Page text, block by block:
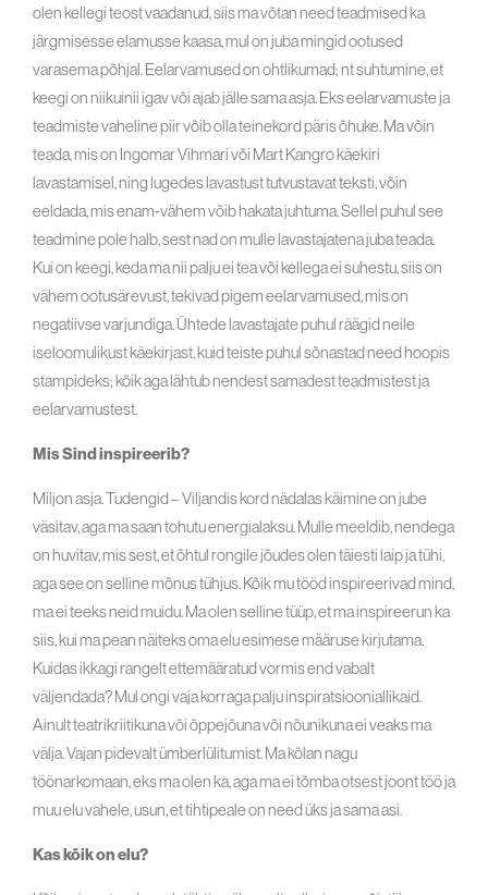
olen kellegi teost vaadanud, siis ma võtan need teadmised ka
järgmisesse elamusse kaasa, mul on juba mingid ootused
varasema põhjal. Eelarvamused on ohtlikumad; nt suhtumine, et
keegi on niikuinii igav või ajab jälle sama asja. Eks eelarvamuste ja
teadmiste vaheline piir võib olla teinekord päris õhuke. Ma võin
teada, mis on Ingomar Vihmari või Mart Kangro käekiri
lavastamisel, ning lugedes lavastust tutvustavat teksti, võin
eeldada, mis enam-vähem võib hakata juhtuma. Sellel puhul see
teadmine pole halb, sest nad on mulle lavastajatena juba teada.
Kui on keegi, keda ma nii palju ei tea või kellega ei suhestu, siis on
vähem ootusärevust, tekivad pigem eelarvamused, mis on
negatiivse varjundiga. Ühtede lavastajate puhul räägid neile
iseloomulikust käekirjast, kuid teiste puhul sõnastad need hoopis
stampideks; kõik aga lähtub nendest samadest teadmistest ja
eelarvamustest.
Mis Sind inspireerib?
Miljon asja. Tudengid – Viljandis kord nädalas käimine on jube
väsitav, aga ma saan tohutu energialaksu. Mulle meeldib, nendega
on huvitav, mis sest, et õhtul rongile jõudes olen täiesti laip ja tühi,
aga see on selline mõnus tühjus. Kõik mu tööd inspireerivad mind,
ma ei teeks neid muidu. Ma olen selline tüüp, et ma inspireerun ka
siis, kui ma pean näiteks oma elu esimese määruse kirjutama.
Kuidas ikkagi rangelt ettemääratud vormis end vabalt
väljendada? Mul ongi vaja korraga palju inspiratsiooniallikaid.
Ainult teatrikriitikuna või õppejõuna või nõunikuna ei veaks ma
välja. Vajan pidevalt ümberlülitumist. Ma kõlan nagu
töönarkomaan, eks ma olen ka, aga ma ei tõmba otsest joont töö ja
muu elu vahele, usun, et tihtipeale on need üks ja sama asi.
Kas kõik on elu?